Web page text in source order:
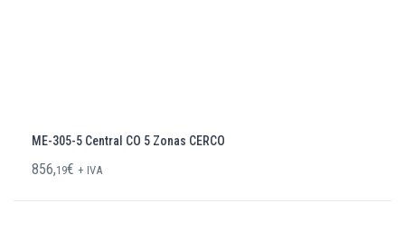
ME-305-5 Central CO 5 Zonas CERCO
856,19€ + IVA